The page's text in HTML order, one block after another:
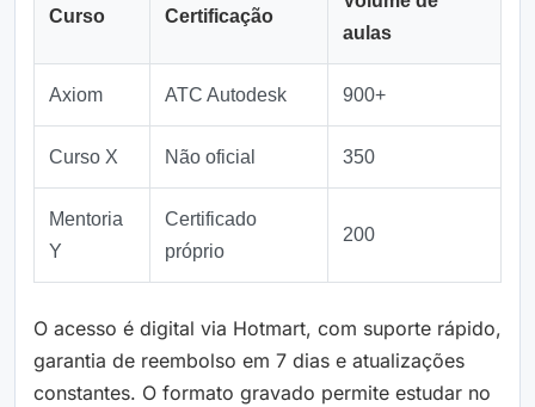
Curso Certificação
aulas
Axiom ATC Autodesk 900+
Curso X Não oficial 350
Mentoria
Y
Certificado
próprio
200
O acesso é digital via Hotmart, com suporte rápido,
garantia de reembolso em 7 dias e atualizações
constantes. O formato gravado permite estudar no